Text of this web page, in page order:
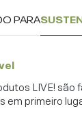
PARA
LIVE!
em primeiro